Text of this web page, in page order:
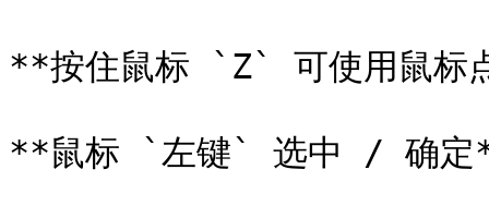
**按住鼠标 `Z` 可使用鼠标
**鼠标 `左键` 选中 / 确